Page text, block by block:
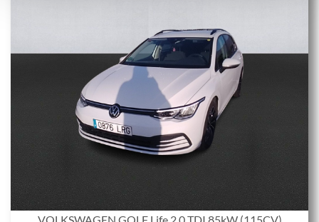
VOLKSWAGEN GOLF Life 2.0 TDI 85kW (115CV)